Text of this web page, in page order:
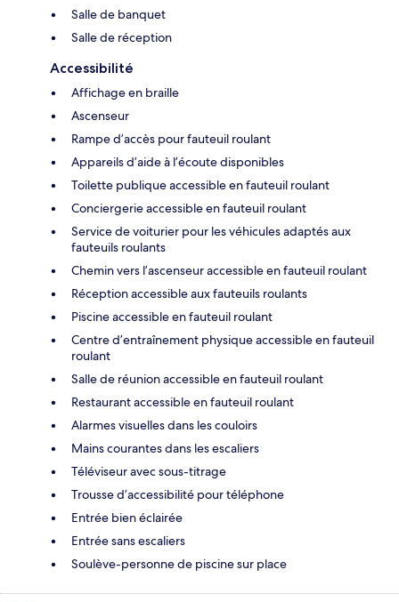
Salle de banquet
Salle de réception
Accessibilité
Affichage en braille
Ascenseur
Rampe d’accès pour fauteuil roulant
Appareils d’aide à l’écoute disponibles
Toilette publique accessible en fauteuil roulant
Conciergerie accessible en fauteuil roulant
Service de voiturier pour les véhicules adaptés aux
fauteuils roulants
Chemin vers l’ascenseur accessible en fauteuil roulant
Réception accessible aux fauteuils roulants
Piscine accessible en fauteuil roulant
Centre d’entraînement physique accessible en fauteuil
roulant
Salle de réunion accessible en fauteuil roulant
Restaurant accessible en fauteuil roulant
Alarmes visuelles dans les couloirs
Mains courantes dans les escaliers
Téléviseur avec sous-titrage
Trousse d’accessibilité pour téléphone
Entrée bien éclairée
Entrée sans escaliers
Soulève-personne de piscine sur place